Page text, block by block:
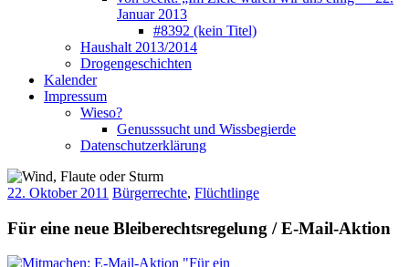
Januar 2013
#8392 (kein Titel)
Haushalt 2013/2014
Drogengeschichten
Kalender
Impressum
Wieso?
Genusssucht und Wissbegierde
Datenschutzerklärung
22. Oktober 2011 Bürgerrechte, Flüchtlinge
Für eine neue Bleiberechtsregelung / E-Mail-Aktion